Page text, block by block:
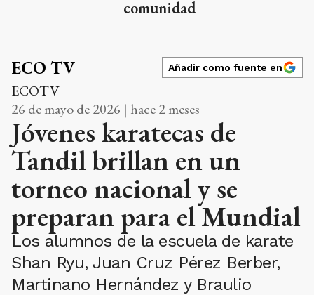
comunidad
ECO TV Añadir como fuente en
ECOTV
26 de mayo de 2026 | hace 2 meses
Jóvenes karatecas de
Tandil brillan en un
torneo nacional y se
preparan para el Mundial
Los alumnos de la escuela de karate
Shan Ryu, Juan Cruz Pérez Berber,
Martinano Hernández y Braulio